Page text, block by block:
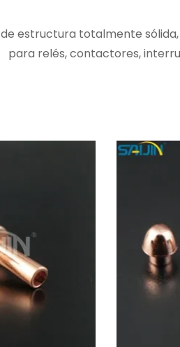
estructura totalmente
para relés, contactores,